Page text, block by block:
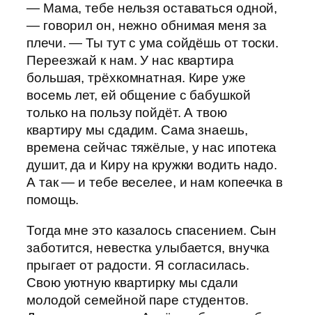
— Мама, тебе нельзя оставаться одной,
— говорил он, нежно обнимая меня за
плечи. — Ты тут с ума сойдёшь от тоски.
Переезжай к нам. У нас квартира
большая, трёхкомнатная. Кире уже
восемь лет, ей общение с бабушкой
только на пользу пойдёт. А твою
квартиру мы сдадим. Сама знаешь,
времена сейчас тяжёлые, у нас ипотека
душит, да и Киру на кружки водить надо.
А так — и тебе веселее, и нам копеечка в
помощь.
Тогда мне это казалось спасением. Сын
заботится, невестка улыбается, внучка
прыгает от радости. Я согласилась.
Свою уютную квартирку мы сдали
молодой семейной паре студентов.